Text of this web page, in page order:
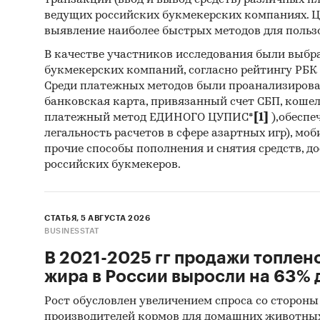
январь
В
ведущих российских букмекерских компаниях.
выявление наиболее быстрых методов для
В качестве участников исследования были
букмекерских компаний, согласно рейтингу
Среди платежных методов были
банковская карта, привязанный счет СБП,
платежный метод ЕДИНОГО ЦУПИС* [1]
легальность расчетов в сфере азартных игр),
прочие способы пополнения и снятия средств,
российских букмекеров.
СТАТЬЯ, 5 АВГУСТА 2026
BUSINESSTAT
В 2021-2025 гг продажи
жира в России выросли на 63%
Рост обусловлен увеличением спроса со
производителей кормов для домашних